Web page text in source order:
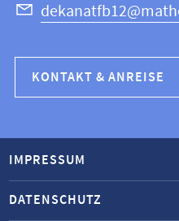
KONTAKT & ANREISE
IMPRESSUM
DATENSCHUTZ